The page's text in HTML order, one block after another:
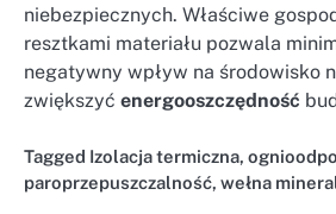
niebezpiecznych. Właściwe
resztkami materiału pozwala
negatywny wpływ na środowisko
zwiększyć energooszczędność
Tagged Izolacja termiczna,
paroprzepuszczalność, wełna